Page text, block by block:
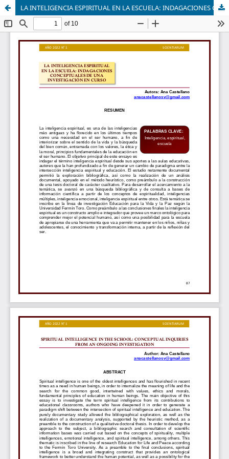
LA INTELIGENCIA ESPIRITUAL EN LA ESCUELA: INDAGACIONES CONCEPTUALES DE UNA INVESTIGACIÓN EN CURSO